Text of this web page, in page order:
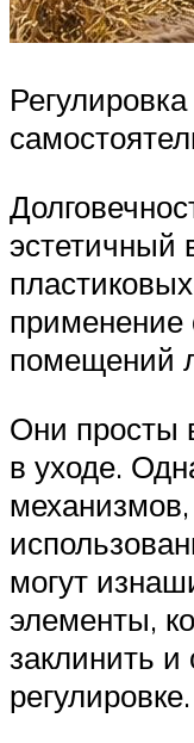
эстетичный
помещений
Они просты
в уходе.
могут
элементы,
заклинить и
регулировке.